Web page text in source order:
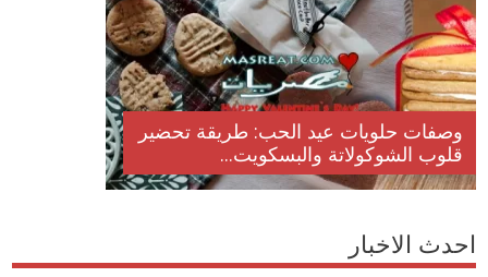
وصفات حلويات عيد الحب: طريقة تحضير
قلوب الشوكولاتة والبسكويت...
احدث الاخبار